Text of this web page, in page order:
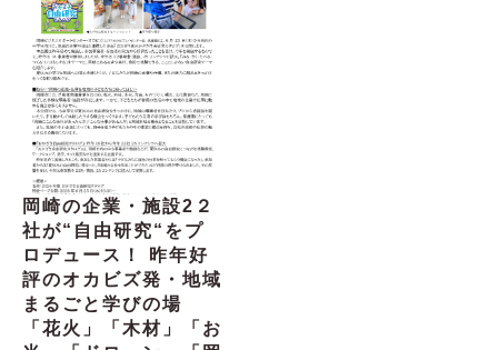
岡崎の企業・施設2２
社が“自由研究“をプ
ロデュース！ 昨年好
評のオカビズ発・地域
まるごと学びの場
「花火」「木材」「お